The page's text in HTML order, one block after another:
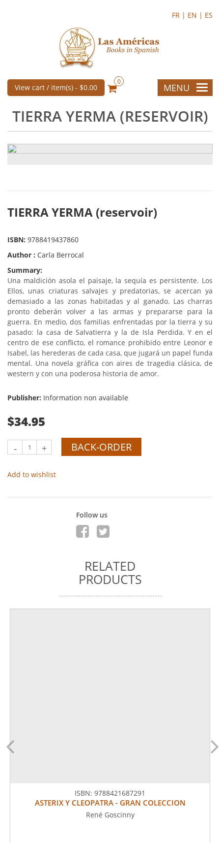
FR | EN | ES
View cart / item(s) - $0.00
0
MENU
TIERRA YERMA (RESERVOIR)
TIERRA YERMA (reservoir)
ISBN: 9788419437860
Author : Carla Berrocal
Summary:
Una maldición asola el paisaje, la sequía es persistente. Los
Ellos, unas criaturas salvajes y predatorias, se acercan ya
demasiado a las zonas habitadas y al ganado. Las charras
pronto deberán volver a las armas y prepararse para la
guerra. En medio, dos familias enfrentadas por la tierra y su
pasado: la casa de Salvatierra y la de Isla Perdida. Y en el
centro de ese conflicto, el romance prohibido entre Leonor e
Isabel, las herederas de cada casa, que jugará un papel funda
mental. Una novela gráfica con aires de tragedia clásica, de
western y con una poderosa historia de amor.
Publisher: Information non available
$34.95
- + BACK-ORDER
Add to wishlist
Follow us
RELATED
PRODUCTS
ISBN: 9788421687291
ASTERIX Y CLEOPATRA - GRAN COLECCION
René Goscinny